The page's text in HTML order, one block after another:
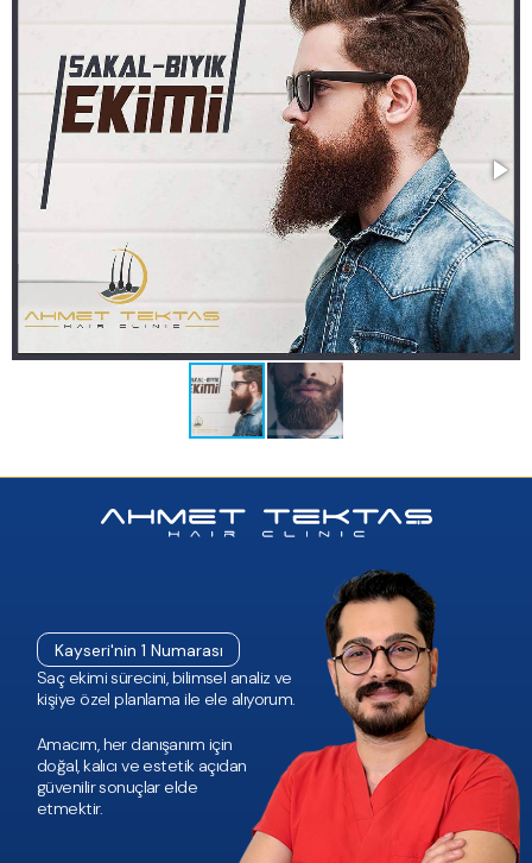
Kayseri'nin 1 Numarası
Saç ekimi sürecini, bilimsel analiz ve
kişiye özel planlama ile ele alıyorum.
Amacım, her danışanım için
doğal, kalıcı ve estetik açıdan
güvenilir sonuçlar elde
etmektir.